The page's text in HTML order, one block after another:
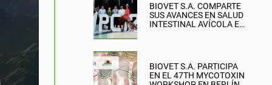
BIOVET S.A. COMPARTE
SUS AVANCES EN SALUD
INTESTINAL AVÍCOLA EN
BIOVET S.A. PARTICIPA
EN EL 47TH MYCOTOXIN